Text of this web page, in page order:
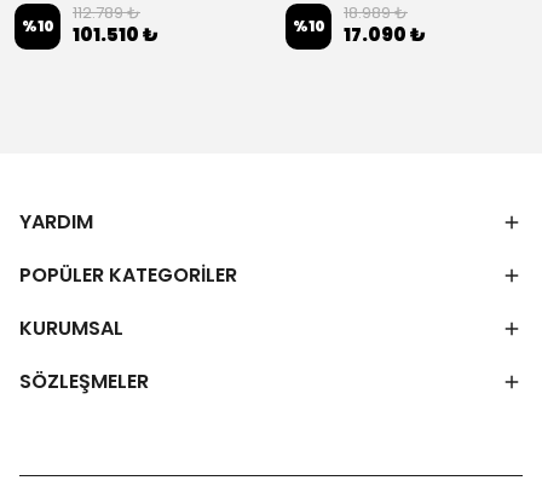
%10
112.789 ₺
101.510 ₺ %10
18.989 ₺
17.090 ₺
YARDIM
POPÜLER KATEGORİLER
KURUMSAL
SÖZLEŞMELER